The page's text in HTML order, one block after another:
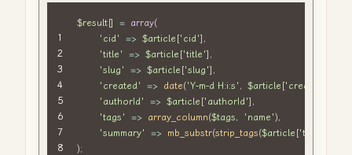
$result[] = array(
'cid'
=> $article ['cid'] ,
'title'
=> $article ['title'] ,
'slug'
=> $article ['slug'] ,
'created'
=> date('Y-m-d H:i:s' , $article ['created'
'authorId'
=> $article ['authorId'] ,
'tags'
=> array_column($tags, 'name'),
'summary'
=> mb_substr(strip_tags($article ['text'
);